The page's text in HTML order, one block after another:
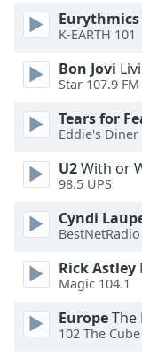
Opacity
Caption
Area
Color
Opacity
Font
Edge
Style
Eurythmics
K-EARTH 101
Bon Jovi
Star 107.9 FM
Tears for
Eddie's Diner
U2With or
98.5 UPS
Cyndi
Rick Astley
Magic 104.1
EuropeThe
102 The Cube